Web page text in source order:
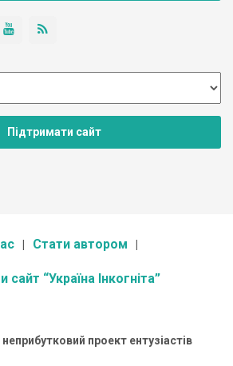
Підтримати сайт
Стати автором
сайт “Україна Інкогніта”
неприбутковий проект ентузіастів